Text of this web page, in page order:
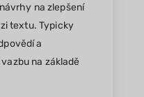
na zlepšení
textu. Typicky
a
na základě